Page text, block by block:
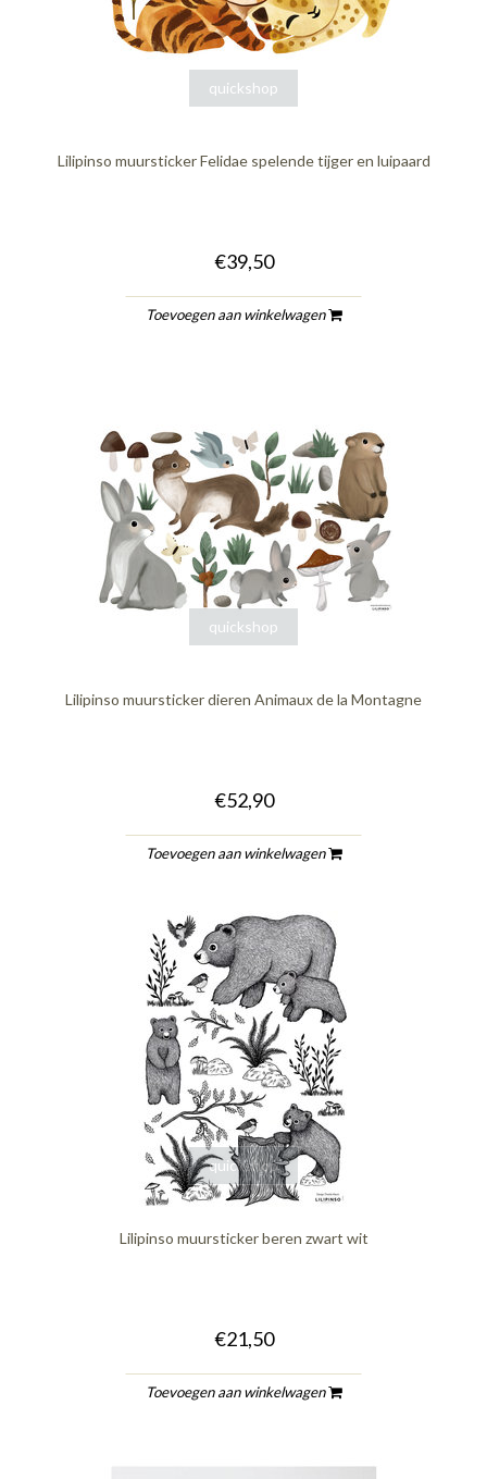
quickshop
Lilipinso muursticker Felidae spelende tijger en luipaard
€39,50
Toevoegen aan winkelwagen
quickshop
Lilipinso muursticker dieren Animaux de la Montagne
€52,90
Toevoegen aan winkelwagen
quickshop
Lilipinso muursticker beren zwart wit
€21,50
Toevoegen aan winkelwagen